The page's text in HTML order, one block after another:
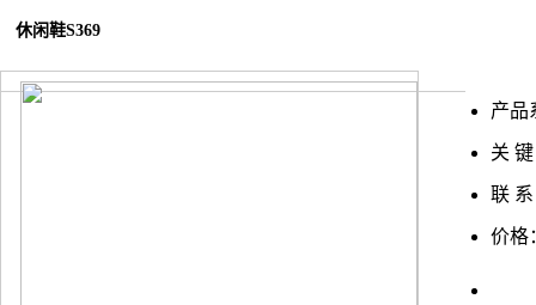
休闲鞋S369
产品
关
联
价格